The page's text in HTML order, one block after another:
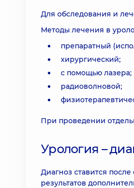
Для обследования и
Методы лечения в
препаратный
хирургический;
с помощью лазера;
радиоволновой;
При проведении
Урология –
Диагноз ставится
результатов